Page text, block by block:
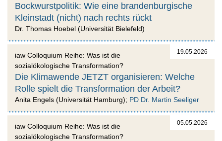
Bockwurstpolitik: Wie eine brandenburgische
Kleinstadt (nicht) nach rechts rückt
Dr. Thomas Hoebel (Universität Bielefeld)
19.05.2026
iaw Colloquium Reihe: Was ist die
sozialökologische Transformation?
Die Klimawende JETZT organisieren: Welche
Rolle spielt die Transformation der Arbeit?
Anita Engels (Universität Hamburg); PD Dr. Martin Seeliger
05.05.2026
iaw Colloquium Reihe: Was ist die
sozialökologische Transformation?